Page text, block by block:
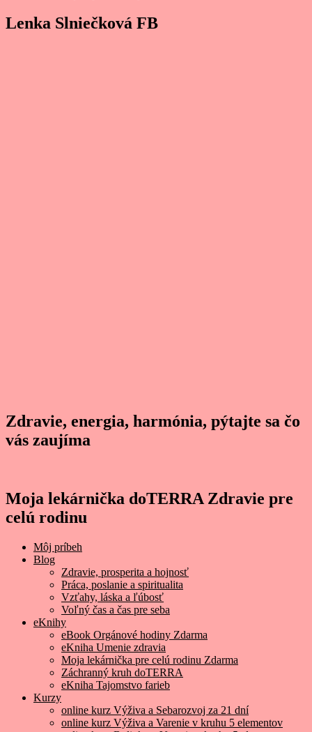
Lenka Slniečková FB
Zdravie, energia, harmónia, pýtajte sa čo
vás zaujíma
Moja lekárnička doTERRA Zdravie pre
celú rodinu
Môj príbeh
Blog
Zdravie, prosperita a hojnosť
Práca, poslanie a spiritualita
Vzťahy, láska a ľúbosť
Voľný čas a čas pre seba
eKnihy
eBook Orgánové hodiny Zdarma
eKniha Umenie zdravia
Moja lekárnička pre celú rodinu Zdarma
Záchranný kruh doTERRA
eKniha Tajomstvo farieb
Kurzy
online kurz Výživa a Sebarozvoj za 21 dní
online kurz Výživa a Varenie v kruhu 5 elementov